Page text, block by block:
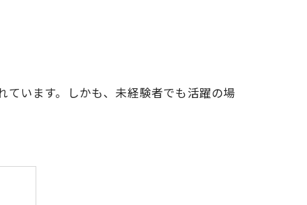
います。しかも、未経験者でも活躍の場